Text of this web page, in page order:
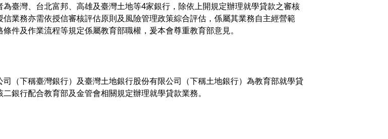
臺灣、台北富邦、高雄及臺灣土地等4家銀行，除依上開規定辦理就學貸款之審核
業務亦需依授信審核評估原則及風險管理政策綜合評估，係屬其業務自主經營範
件及作業流程等規定係屬教育部職權，爰本會尊重教育部意見。
（下稱臺灣銀行）及臺灣土地銀行股份有限公司（下稱土地銀行）為教育部就學貸
銀行配合教育部及金管會相關規定辦理就學貸款業務。